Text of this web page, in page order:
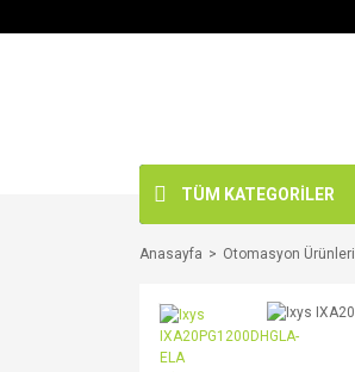
TÜM KATEGORİLER
Anasayfa Otomasyon Ürünleri